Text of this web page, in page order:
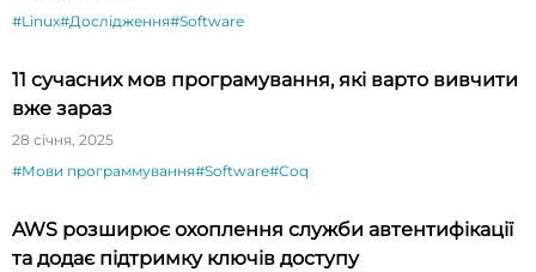
#Linux#Дослідження#Software
11 сучасних мов програмування, які варто вивчити
вже зараз
28 січня, 2025
#Мови программування#Software#Coq
AWS розширює охоплення служби автентифікації
та додає підтримку ключів доступу